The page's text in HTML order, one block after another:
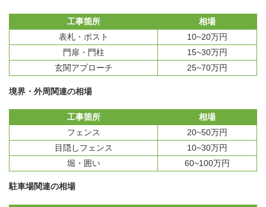
工事箇所
相場
表札・ポスト
10~20万円
門扉・門柱
15~30万円
玄関アプローチ
25~70万円
境界・外周関連の相場
工事箇所
相場
フェンス
20~50万円
目隠しフェンス
10~30万円
堀・囲い
60~100万円
駐車場関連の相場